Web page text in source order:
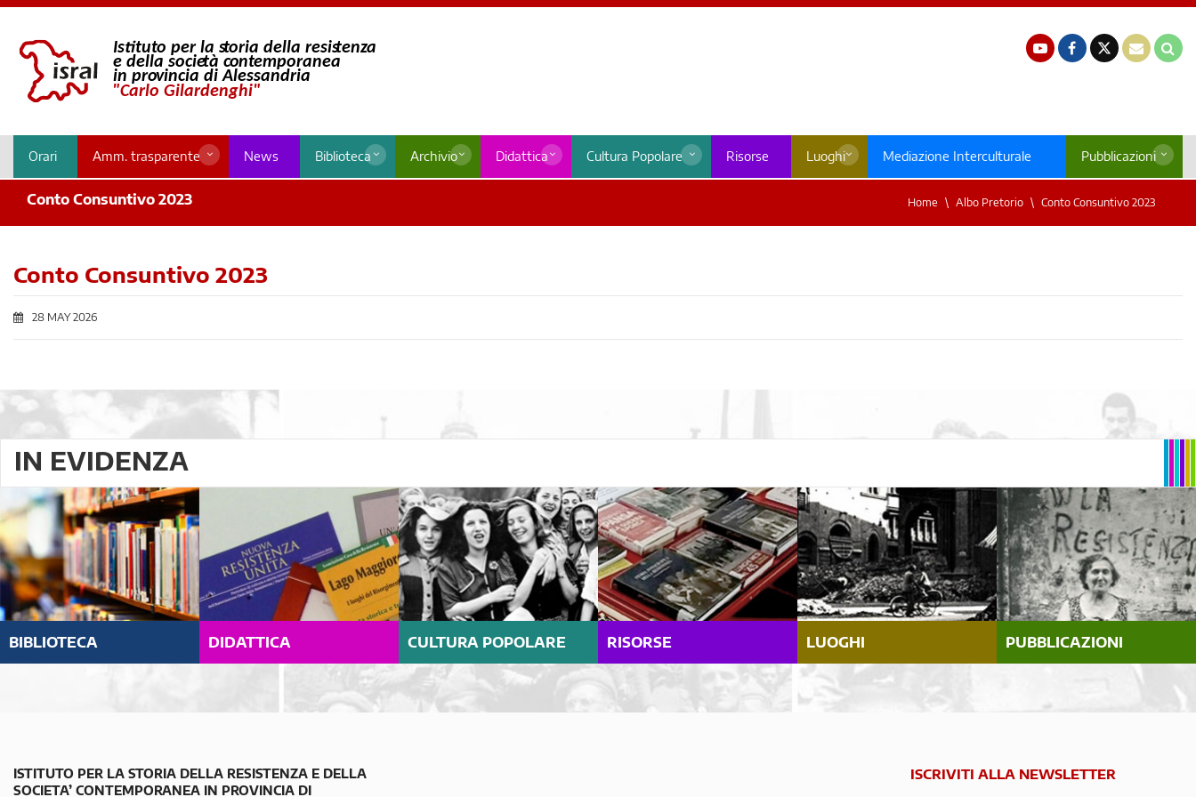
Orari Amm. trasparente News Biblioteca Archivio Didattica Cultura Popolare Risorse Luoghi Mediazione Interculturale Pubblicazioni
Conto Consuntivo 2023 Home Albo Pretorio Conto Consuntivo 2023
Conto Consuntivo 2023
28 MAY 2026
IN EVIDENZA
BIBLIOTECA DIDATTICA CULTURA POPOLARE RISORSE LUOGHI PUBBLICAZIONI
ISTITUTO PER LA STORIA DELLA RESISTENZA E DELLA
SOCIETA’ CONTEMPORANEA IN PROVINCIA DI
ISCRIVITI ALLA NEWSLETTER